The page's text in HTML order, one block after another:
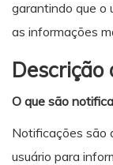
garantindo que o
as informações
Descrição
O que são
Notificações são
usuário para